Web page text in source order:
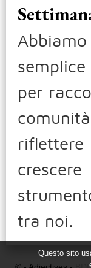
per
tra noi.
Questo sito